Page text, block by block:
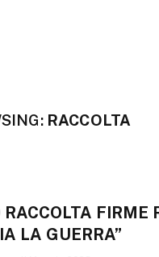
RACCOLTA
RACCOLTA FIRME
LA GUERRA”